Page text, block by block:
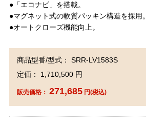
●「エコナビ」を搭載。
●マグネット式の軟質パッキン構造を採用。
●オートクローズ機能向上。
商品型番/型式： SRR-LV1583S
定価： 1,710,500 円
販売価格： 271,685円(税込)